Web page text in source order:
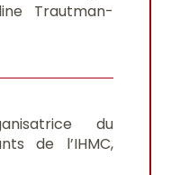
Trautman-
du
de l’IHMC,